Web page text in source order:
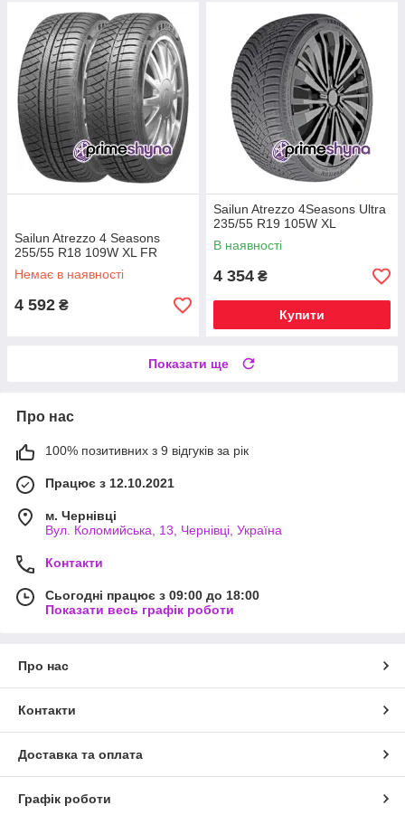
Sailun Atrezzo 4 Seasons
255/55 R18 109W XL FR
Немає в наявності
4 592 ₴
Sailun Atrezzo 4Seasons Ultra
235/55 R19 105W XL
В наявності
4 354 ₴
Купити
Показати ще
Про нас
100% позитивних з 9 відгуків за рік
Працює з 12.10.2021
м. Чернівці
Вул. Коломийська, 13, Чернівці, Україна
Контакти
Сьогодні працює з 09:00 до 18:00
Показати весь графік роботи
Про нас
Контакти
Доставка та оплата
Графік роботи